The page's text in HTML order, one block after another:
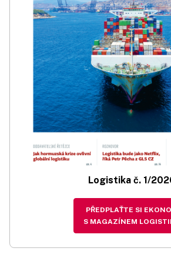
Logistika č. 1/
PŘEDPLAŤTE SI
S MAGAZÍNEM